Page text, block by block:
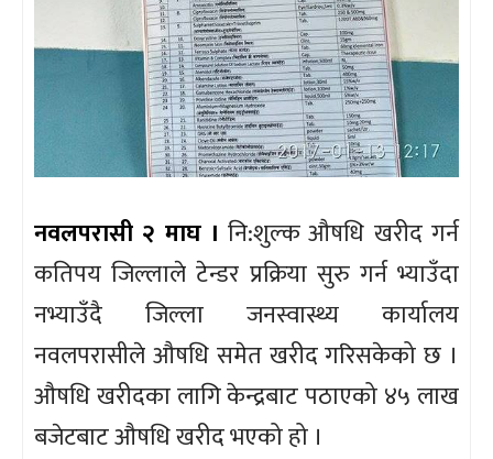
नवलपरासी २ माघ । नि:शुल्क औषधि खरीद गर्न
कतिपय जिल्लाले टेन्डर प्रक्रिया सुरु गर्न भ्याउँदा
नभ्याउँदै जिल्ला जनस्वास्थ्य कार्यालय
नवलपरासीले औषधि समेत खरीद गरिसकेको छ ।
औषधि खरीदका लागि केन्द्रबाट पठाएको ४५ लाख
बजेटबाट औषधि खरीद भएको हो ।